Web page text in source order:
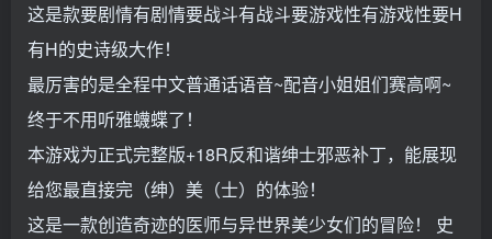
这是款要剧情有剧情要战斗有战斗要游戏性有游戏性要H
有H的史诗级大作！
最厉害的是全程中文普通话语音~配音小姐姐们赛高啊~
终于不用听雅蠛蝶了！
本游戏为正式完整版+18R反和谐绅士邪恶补丁，能展现
给您最直接完（绅）美（士）的体验！
这是一款创造奇迹的医师与异世界美少女们的冒险！ 史